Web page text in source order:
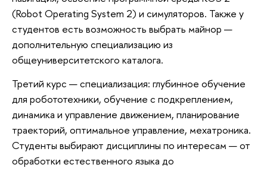
(Robot Operating System 2) и симуляторов. Также у
студентов есть возможность выбрать майнор —
дополнительную специализацию из
общеуниверситетского каталога.
Третий курс — специализация: глубинное обучение
для робототехники, обучение с подкреплением,
динамика и управление движением, планирование
траекторий, оптимальное управление, мехатроника.
Студенты выбирают дисциплины по интересам — от
обработки естественного языка до